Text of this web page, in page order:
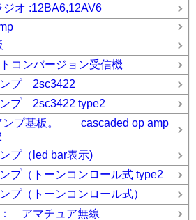
オ :12BA6,12AV6
コンバージョン受信機
ンプ 2sc3422
プ 2sc3422 type2
ンプ基板。 cascaded op amp
プ（led bar表示)
プ（トーンコンロール式 type2
プ（トーンコンロール式）
： アマチュア無線